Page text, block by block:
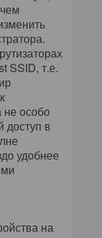
SSID, т.е.
не особо
доступ в
удобнее
на